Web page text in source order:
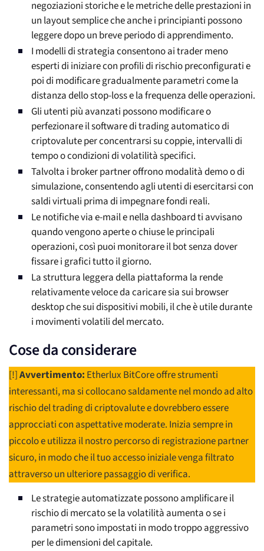
negoziazioni storiche e le metriche delle prestazioni in
un layout semplice che anche i principianti possono
leggere dopo un breve periodo di apprendimento.
I modelli di strategia consentono ai trader meno
esperti di iniziare con profili di rischio preconfigurati e
poi di modificare gradualmente parametri come la
distanza dello stop-loss e la frequenza delle operazioni.
Gli utenti più avanzati possono modificare o
perfezionare il software di trading automatico di
criptovalute per concentrarsi su coppie, intervalli di
tempo o condizioni di volatilità specifici.
Talvolta i broker partner offrono modalità demo o di
simulazione, consentendo agli utenti di esercitarsi con
saldi virtuali prima di impegnare fondi reali.
Le notifiche via e-mail e nella dashboard ti avvisano
quando vengono aperte o chiuse le principali
operazioni, così puoi monitorare il bot senza dover
fissare i grafici tutto il giorno.
La struttura leggera della piattaforma la rende
relativamente veloce da caricare sia sui browser
desktop che sui dispositivi mobili, il che è utile durante
i movimenti volatili del mercato.
Cose da considerare
[!]Avvertimento: Etherlux BitCore offre strumenti
interessanti, ma si collocano saldamente nel mondo ad alto
rischio del trading di criptovalute e dovrebbero essere
approcciati con aspettative moderate. Inizia sempre in
piccolo e utilizza il nostro percorso di registrazione partner
sicuro, in modo che il tuo accesso iniziale venga filtrato
attraverso un ulteriore passaggio di verifica.
Le strategie automatizzate possono amplificare il
rischio di mercato se la volatilità aumenta o se i
parametri sono impostati in modo troppo aggressivo
per le dimensioni del capitale.